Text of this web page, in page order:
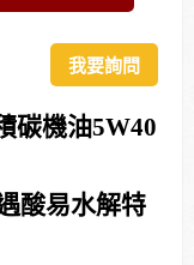
我要詢問
碳機油5W40
酸易水解特